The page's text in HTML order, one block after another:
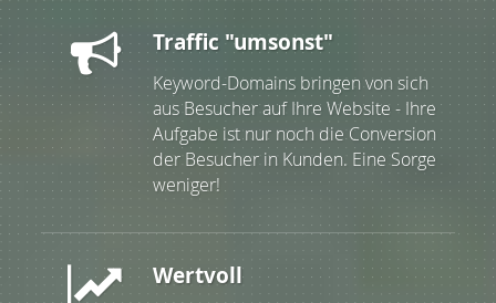
Traffic "umsonst"
Keyword-Domains bringen von sich
aus Besucher auf Ihre Website - Ihre
Aufgabe ist nur noch die Conversion
der Besucher in Kunden. Eine Sorge
weniger!
Wertvoll